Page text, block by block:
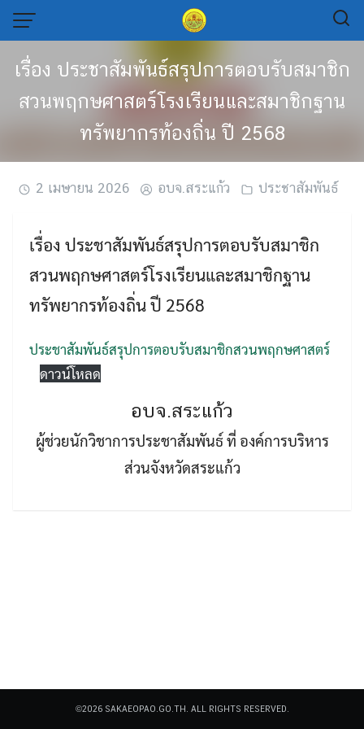
Skip
content
เรื่อง ประชาสัมพันธ์สรุปการตอบรับสมาชิก
สวนพฤกษศาสตร์โรงเรียนและสมาชิกฐาน
ทรัพยากรท้องถิ่น ปี 2568
2 เมษายน 2026 อบจ.สระแก้ว ประชาสัมพันธ์
เรื่อง ประชาสัมพันธ์สรุปการตอบรับสมาชิก
สวนพฤกษศาสตร์โรงเรียนและสมาชิกฐาน
ทรัพยากรท้องถิ่น ปี 2568
ประชาสัมพันธ์สรุปการตอบรับสมาชิกสวนพฤกษศาสตร์
ดาวน์โหลด
อบจ.สระแก้ว
ผู้ช่วยนักวิชาการประชาสัมพันธ์ ที่ องค์การบริหาร
ส่วนจังหวัดสระแก้ว
©2026 SAKAEOPAO.GO.TH. ALL RIGHTS RESERVED.